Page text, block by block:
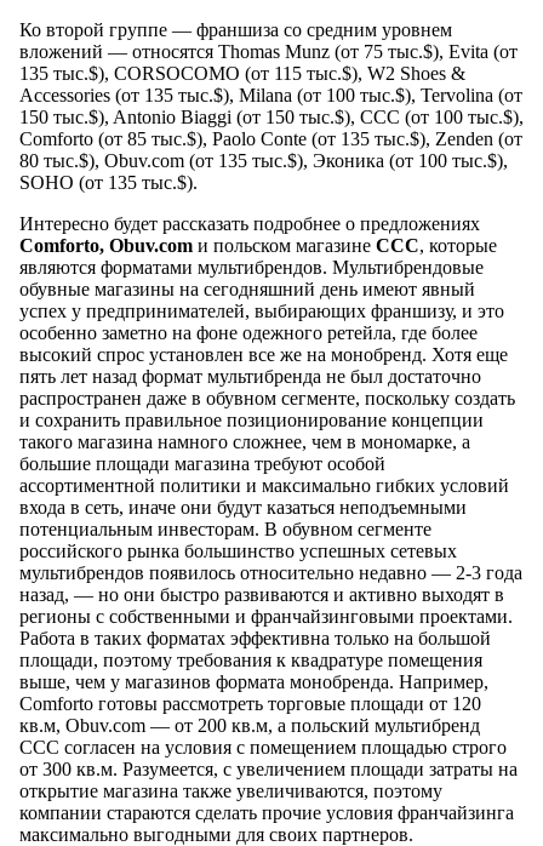
Ко второй группе — франшиза со средним уровнем
вложений — относятся Thomas Munz (от 75 тыс.$), Evita (от
135 тыс.$), CORSOCOMO (от 115 тыс.$), W2 Shoes &
Accessories (от 135 тыс.$), Milana (от 100 тыс.$), Tervolina (от
150 тыс.$), Antonio Biaggi (от 150 тыс.$), ССС (от 100 тыс.$),
Comforto (от 85 тыс.$), Paolo Conte (от 135 тыс.$), Zenden (от
80 тыс.$), Obuv.com (от 135 тыс.$), Эконика (от 100 тыс.$),
SOHO (от 135 тыс.$).
Интересно будет рассказать подробнее о предложениях
Comforto, Obuv.com и польском магазине CCC, которые
являются форматами мультибрендов. Мультибрендовые
обувные магазины на сегодняшний день имеют явный
успех у предпринимателей, выбирающих франшизу, и это
особенно заметно на фоне одежного ретейла, где более
высокий спрос установлен все же на монобренд. Хотя еще
пять лет назад формат мультибренда не был достаточно
распространен даже в обувном сегменте, поскольку создать
и сохранить правильное позиционирование концепции
такого магазина намного сложнее, чем в мономарке, а
большие площади магазина требуют особой
ассортиментной политики и максимально гибких условий
входа в сеть, иначе они будут казаться неподъемными
потенциальным инвесторам. В обувном сегменте
российского рынка большинство успешных сетевых
мультибрендов появилось относительно недавно — 2-3 года
назад, — но они быстро развиваются и активно выходят в
регионы с собственными и франчайзинговыми проектами.
Работа в таких форматах эффективна только на большой
площади, поэтому требования к квадратуре помещения
выше, чем у магазинов формата монобренда. Например,
Comforto готовы рассмотреть торговые площади от 120
кв.м, Obuv.com — от 200 кв.м, а польский мультибренд
ССС согласен на условия с помещением площадью строго
от 300 кв.м. Разумеется, с увеличением площади затраты на
открытие магазина также увеличиваются, поэтому
компании стараются сделать прочие условия франчайзинга
максимально выгодными для своих партнеров.